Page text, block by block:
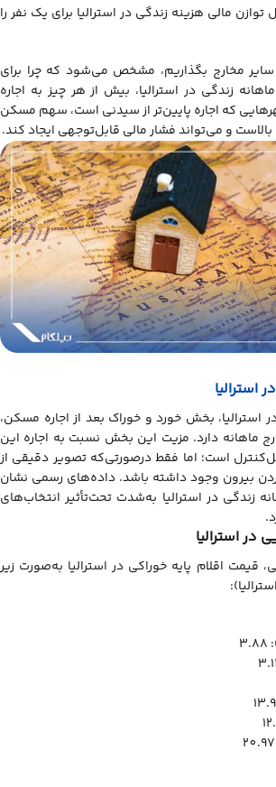
مالی هزینه زندگی در استرالیا برای یک نفر را
سایر مخارج بگذاریم، مشخص می‌شود که چرا برای
زندگی در استرالیا، بیش از هر چیز به اجاره
که اجاره پایین‌تر از سیدنی است، سهم مسکن
و می‌تواند فشار مالی قابل‌توجهی ایجاد کند.
استرالیا
استرالیا، بخش خورد و خوراک بعد از اجاره مسکن،
ماهانه دارد. مزیت این بخش نسبت به اجاره این
است؛ اما فقط درصورتی‌که تصویر دقیقی از
بیرون وجود داشته باشد. داده‌های رسمی نشان
زندگی در استرالیا به‌شدت تحت‌تأثیر انتخاب‌های
در استرالیا
اقلام پایه خوراکی در استرالیا به‌صورت زیر